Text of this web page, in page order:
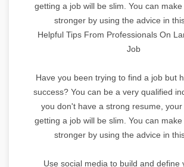
getting a job will be slim. You can
stronger by using the advice in
Helpful Tips From Professionals On
Job
Have you been trying to find a job but
success? You can be a very qualified
you don't have a strong resume,
getting a job will be slim. You can
stronger by using the advice in
Use social media to build and define